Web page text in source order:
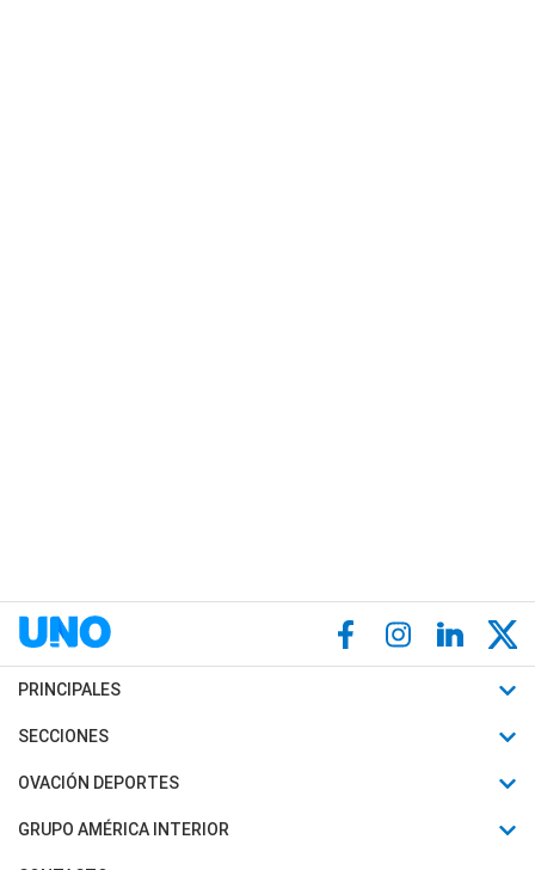
PRINCIPALES
Últimas Noticias
Política
SECCIONES
Horóscopo
Motores
OVACIÓN DEPORTES
Fútbol
GRUPO AMÉRICA INTERIOR